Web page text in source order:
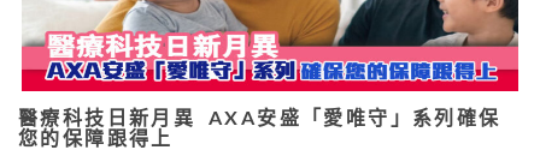
醫療科技日新月異 AXA安盛「愛唯守」系列確保
您的保障跟得上